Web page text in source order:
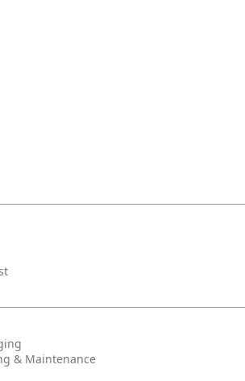
& Maintenance